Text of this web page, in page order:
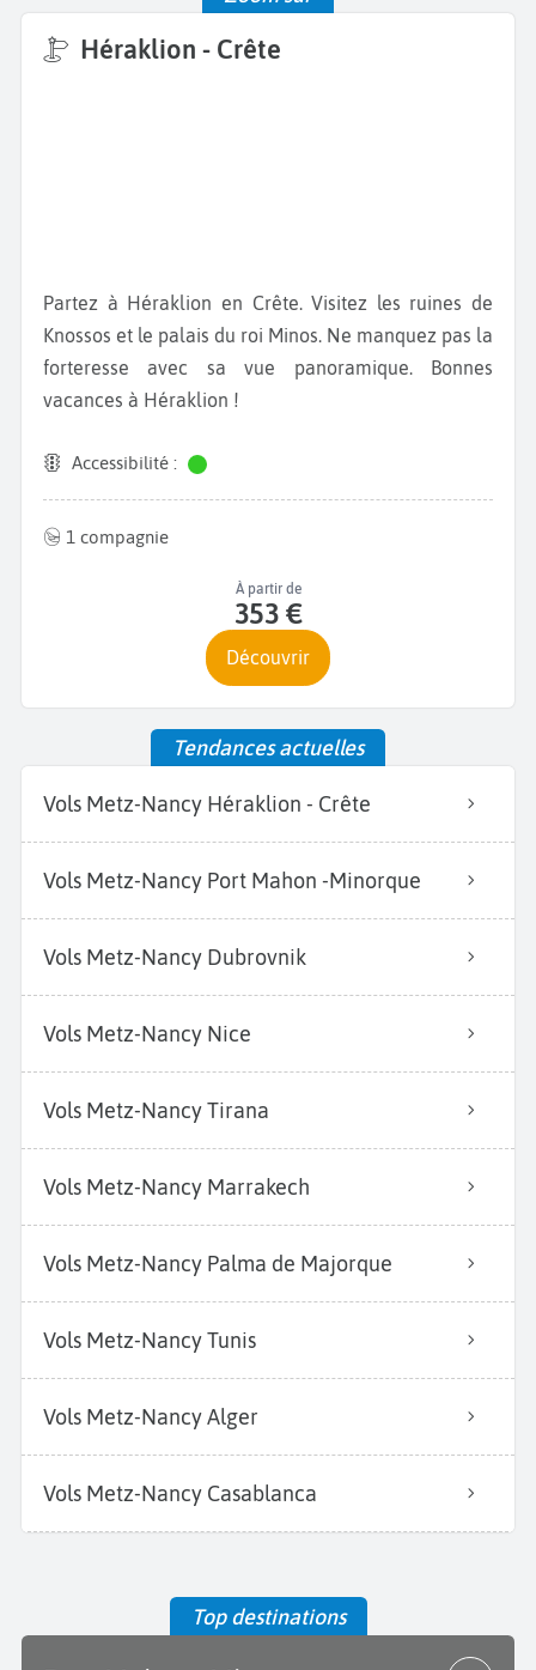
Héraklion - Crête
Partez à Héraklion en Crête. Visitez les ruines de
Knossos et le palais du roi Minos. Ne manquez pas la
forteresse avec sa vue panoramique. Bonnes
vacances à Héraklion !
Accessibilité :
1 compagnie
À partir de
353 €
Découvrir
Tendances actuelles
Vols Metz-Nancy Héraklion - Crête
Vols Metz-Nancy Port Mahon -Minorque
Vols Metz-Nancy Dubrovnik
Vols Metz-Nancy Nice
Vols Metz-Nancy Tirana
Vols Metz-Nancy Marrakech
Vols Metz-Nancy Palma de Majorque
Vols Metz-Nancy Tunis
Vols Metz-Nancy Alger
Vols Metz-Nancy Casablanca
Top destinations